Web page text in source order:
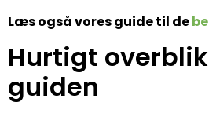
Læs også vores guide til de
Hurtigt
guiden